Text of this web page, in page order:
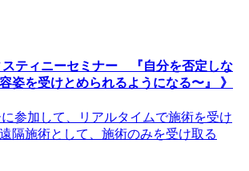
スティニーセミナー 『自分を否定しな
姿を受けとめられるようになる〜』 》
参加して、リアルタイムで施術を受け
隔施術として、施術のみを受け取る